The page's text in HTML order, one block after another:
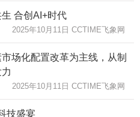
合创AI+时代
2025年10月11日 CCTIME飞象网
场化配置改革为主线，从制
2025年10月11日 CCTIME飞象网
技盛宴